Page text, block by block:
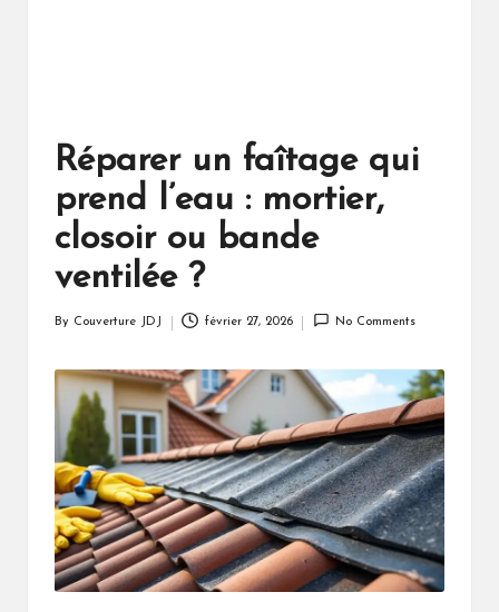
Réparer un faîtage qui
prend l’eau : mortier,
closoir ou bande
ventilée ?
By Couverture JDJ février 27, 2026 No Comments